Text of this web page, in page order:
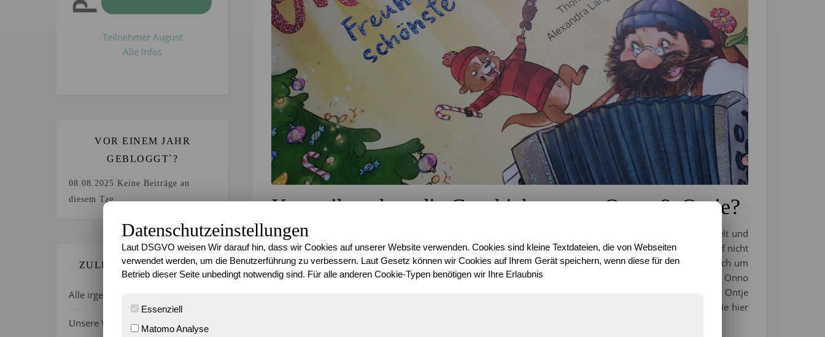
Teilnehmer August
Alle Infos
VOR EINEM JAHR
GEBLOGGT`?
08.08.2025 Keine Beiträge an
diesem Tag.
ZULETZT GEBLOGGT…
Alle irgendwie verrückt, oder?
Unsere Wochenlieblinge 31/2026
Kennt ihr schon die Geschichten von Onno & Ontje?
Onno ist ein Fischer und lebt mit seiner Frau Olga auf einer Hallig. Viele Jahre hat Onno das Meer besegelt und
fleißig Fische gefangen, bis er von einen Tag auf den anderen auf einmal Seekrank wurde und seinem Beruf nicht
mehr nachgehen konnte. So kam es, dass seine Frau Olga kurzerhand diese Aufgabe übernahm und er sich um
all die Dinge kümmert, die es auf ihrer kleinen, aber gemütlichen Insel zu erledigen gab. Das Leben von Onno
sollte aber noch einmal eine Veränderung erleben, als das Meer plötzlich eines Tages den kleinen Otter Ontje
anschwemmte, der ihm nicht mehr von der Seite wich. Eine wunderbare Geschichte über Freundschaft, die hier
Datenschutzeinstellungen
Laut DSGVO weisen Wir darauf hin, dass wir Cookies auf unserer Website verwenden. Cookies sind kleine Textdateien, die von Webseiten
verwendet werden, um die Benutzerführung zu verbessern. Laut Gesetz können wir Cookies auf Ihrem Gerät speichern, wenn diese für den
Betrieb dieser Seite unbedingt notwendig sind. Für alle anderen Cookie-Typen benötigen wir Ihre Erlaubnis
Essenziell
Matomo Analyse